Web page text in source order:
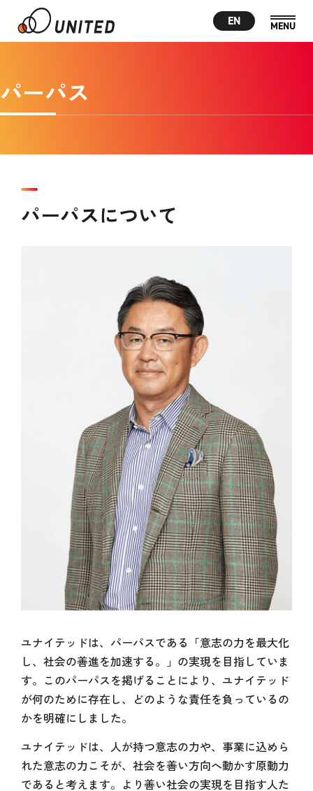
EN
パーパス
パーパスについて
ユナイテッドは、パーパスである「意志の力を最大化
し、社会の善進を加速する。」の実現を目指していま
す。このパーパスを掲げることにより、ユナイテッド
が何のために存在し、どのような責任を負っているの
かを明確にしました。
ユナイテッドは、人が持つ意志の力や、事業に込めら
れた意志の力こそが、社会を善い方向へ動かす原動力
であると考えます。より善い社会の実現を目指す人た